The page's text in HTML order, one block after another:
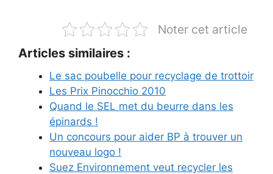
Noter cet article
Articles similaires :
Le sac poubelle pour recyclage de trottoir
Les Prix Pinocchio 2010
Quand le SEL met du beurre dans les
épinards !
Un concours pour aider BP à trouver un
nouveau logo !
Suez Environnement veut recycler les